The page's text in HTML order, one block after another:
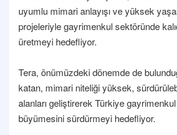
uyumlu mimari anlayışı ve yüksek
projeleriyle gayrimenkul sektöründe
üretmeyi hedefliyor.
Tera, önümüzdeki dönemde de
katan, mimari niteliği yüksek,
alanları geliştirerek Türkiye
büyümesini sürdürmeyi hedefliyor.